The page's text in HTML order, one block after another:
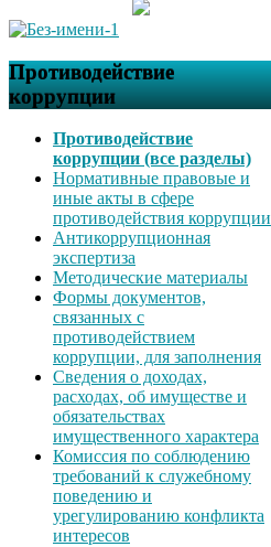
Противодействие
коррупции
Противодействие
коррупции (все разделы)
Нормативные правовые и
иные акты в сфере
противодействия коррупции
Антикоррупционная
экспертиза
Методические материалы
Формы документов,
связанных с
противодействием
коррупции, для заполнения
Сведения о доходах,
расходах, об имуществе и
обязательствах
имущественного характера
Комиссия по соблюдению
требований к служебному
поведению и
урегулированию конфликта
интересов